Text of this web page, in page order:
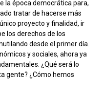
la época democrática para,
tratar de hacerse más
proyecto y finalidad, ir
los derechos de los
desde el primer día.
y sociales, ahora ya
¿Qué será lo
gente? ¿Cómo hemos